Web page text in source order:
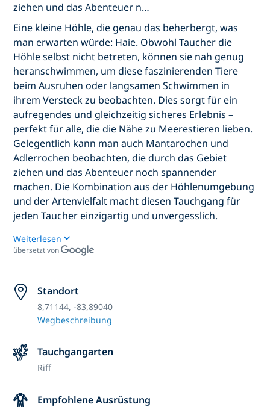
ziehen und das Abenteuer n…
Eine kleine Höhle, die genau das beherbergt, was
man erwarten würde: Haie. Obwohl Taucher die
Höhle selbst nicht betreten, können sie nah genug
heranschwimmen, um diese faszinierenden Tiere
beim Ausruhen oder langsamen Schwimmen in
ihrem Versteck zu beobachten. Dies sorgt für ein
aufregendes und gleichzeitig sicheres Erlebnis –
perfekt für alle, die die Nähe zu Meerestieren lieben.
Gelegentlich kann man auch Mantarochen und
Adlerrochen beobachten, die durch das Gebiet
ziehen und das Abenteuer noch spannender
machen. Die Kombination aus der Höhlenumgebung
und der Artenvielfalt macht diesen Tauchgang für
jeden Taucher einzigartig und unvergesslich.
Weiterlesen
übersetzt von
Standort
8,71144, -83,89040
Wegbeschreibung
Tauchgangarten
Riff
Empfohlene Ausrüstung